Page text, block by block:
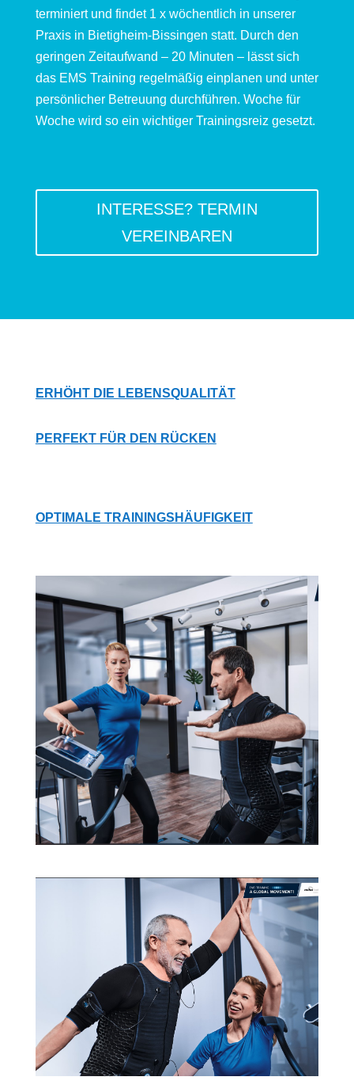
terminiert und findet 1 x wöchentlich in unserer
Praxis in Bietigheim-Bissingen statt. Durch den
geringen Zeitaufwand – 20 Minuten – lässt sich
das EMS Training regelmäßig einplanen und unter
persönlicher Betreuung durchführen. Woche für
Woche wird so ein wichtiger Trainingsreiz gesetzt.
INTERESSE? TERMIN
VEREINBAREN
ERHÖHT DIE LEBENSQUALITÄT
PERFEKT FÜR DEN RÜCKEN
OPTIMALE TRAININGSHÄUFIGKEIT